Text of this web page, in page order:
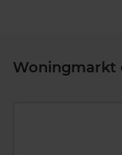
Woningmarkt